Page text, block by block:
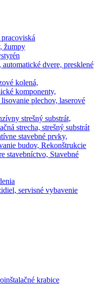
žumpy
dvere, presklené
kolená,
komponenty,
plechov, laserové
strešný substrát,
strecha, strešný substrát
stavebné prvky,
budov, Rekonštrukcie
stavebníctvo, Stavebné
servisné vybavenie
krabice